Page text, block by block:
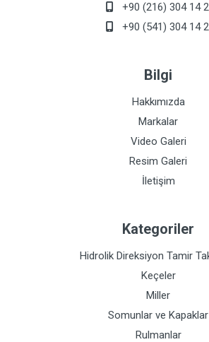
+90 (216) 304 14
+90 (541) 304 14
Bilgi
Hakkımızda
Markalar
Video Galeri
Resim Galeri
İletişim
Kategoriler
Hidrolik Direksiyon Tamir
Keçeler
Miller
Somunlar ve Kapaklar
Rulmanlar